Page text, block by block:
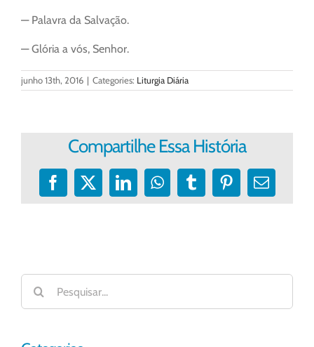
— Palavra da Salvação.
— Glória a vós, Senhor.
junho 13th, 2016 | Categories: Liturgia Diária
Compartilhe Essa História
Facebook
X LinkedInWhatsApp
TumblrPinterest
E-
Buscar
resultados
para: